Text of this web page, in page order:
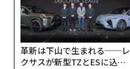
革新は下山で生まれる──レ
クサスが新型TZとESに込め